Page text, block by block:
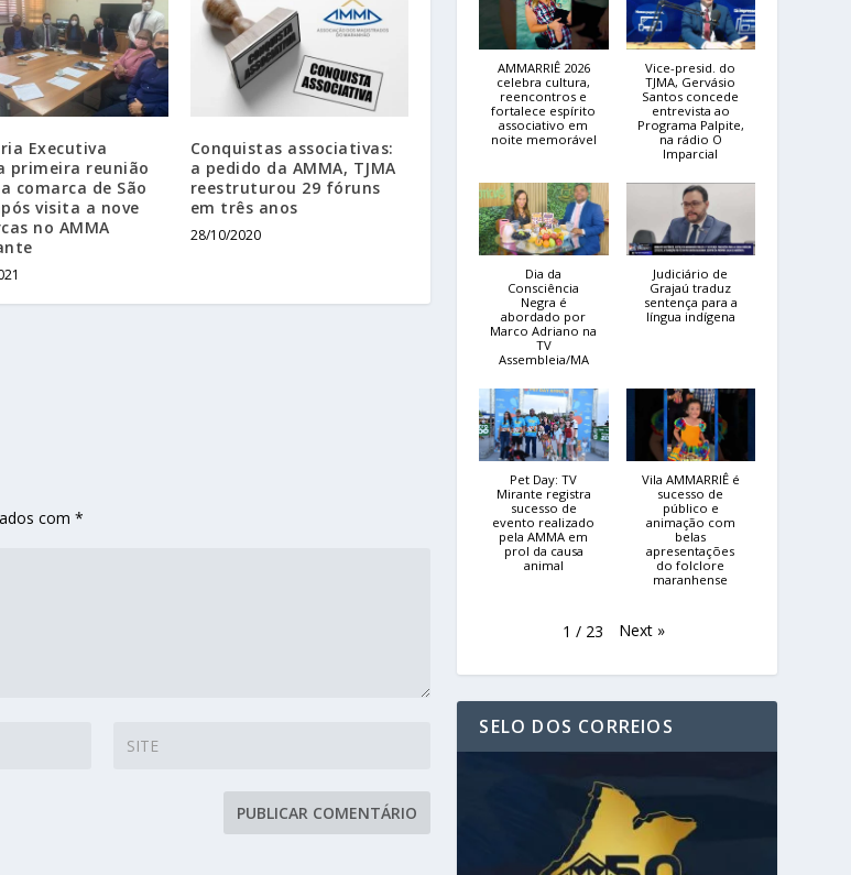
Executiva
primeira reunião
comarca de São
visita a nove
no AMMA
Conquistas associativas:
a pedido da AMMA, TJMA
reestruturou 29 fóruns
em três anos
28/10/2020
com*
AMMARRIÊ 2026
celebra cultura,
reencontros e
fortalece espírito
associativo em
noite memorável
Vice-presid. do
TJMA, Gervásio
Santos concede
entrevista ao
Programa Palpite,
na rádio O
Imparcial
Dia da
Consciência
Negra é
abordado por
Marco Adriano na
TV
Assembleia/MA
Judiciário de
Grajaú traduz
sentença para a
língua indígena
Pet Day: TV
Mirante registra
sucesso de
evento realizado
pela AMMA em
prol da causa
animal
Vila AMMARRIÊ é
sucesso de
público e
animação com
belas
apresentações
do folclore
maranhense
1 / 23 Next »
SELO DOS CORREIOS